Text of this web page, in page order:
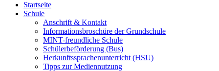
Startseite
Schule
Anschrift & Kontakt
Informationsbroschüre der Grundschule
MINT-freundliche Schule
Schülerbeförderung (Bus)
Herkunftssprachenunterricht (HSU)
Tipps zur Mediennutzung